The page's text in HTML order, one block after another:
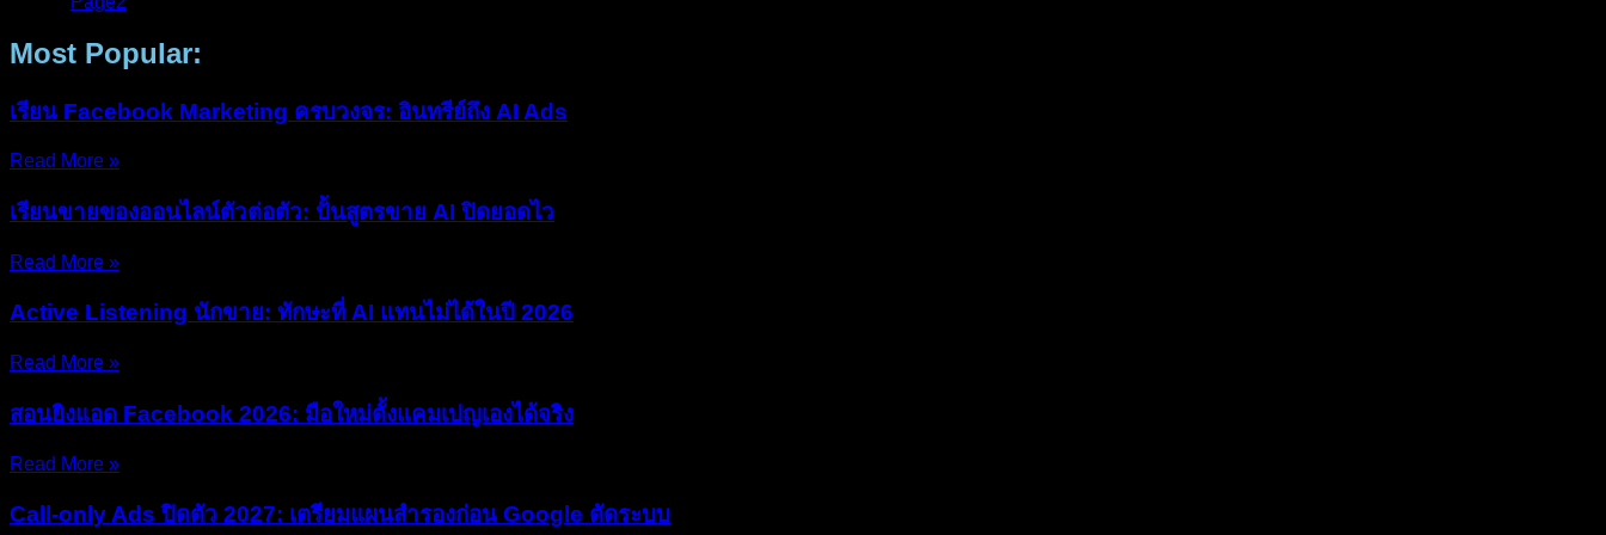
Most Popular:
เรียน Facebook Marketing ครบวงจร: อินทรีย์ถึง AI Ads
Read More »
เรียนขายของออนไลน์ตัวต่อตัว: ปั้นสูตรขาย AI ปิดยอดไว
Read More »
Active Listening นักขาย: ทักษะที่ AI แทนไม่ได้ในปี 2026
Read More »
สอนยิงแอด Facebook 2026: มือใหม่ตั้งแคมเปญเองได้จริง
Read More »
Call-only Ads ปิดตัว 2027: เตรียมแผนสำรองก่อน Google ตัดระบบ